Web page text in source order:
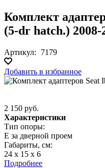
Комплект
(5-dr hatch.) 2008-
Артикул: 7179
Добавить в избранное
2 150 руб.
Характеристики
Тип опоры:
E за дверной проем
Габариты, см:
24 х 15 х 6
Подробнее